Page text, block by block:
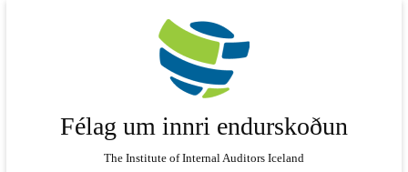
Félag um innri endurskoðun
The Institute of Internal Auditors Iceland